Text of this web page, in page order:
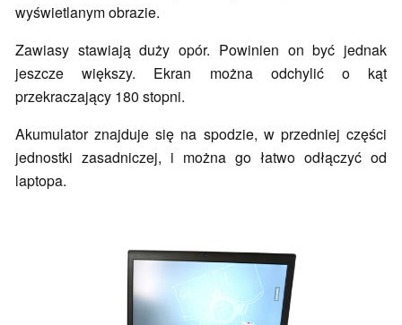
wyświetlanym obrazie.
Zawiasy stawiają duży opór. Powinien on być jednak
jeszcze większy. Ekran można odchylić o kąt
przekraczający 180 stopni.
Akumulator znajduje się na spodzie, w przedniej części
jednostki zasadniczej, i można go łatwo odłączyć od
laptopa.